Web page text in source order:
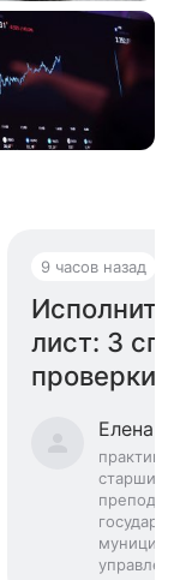
9 часов назад
лист: 3
проверки
Елена
старший